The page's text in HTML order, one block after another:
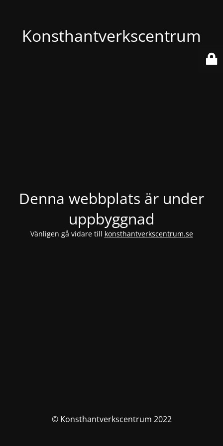
Konsthantverkscentrum
Denna webbplats är under
uppbyggnad
Vänligen gå vidare till konsthantverkscentrum.se
© Konsthantverkscentrum 2022